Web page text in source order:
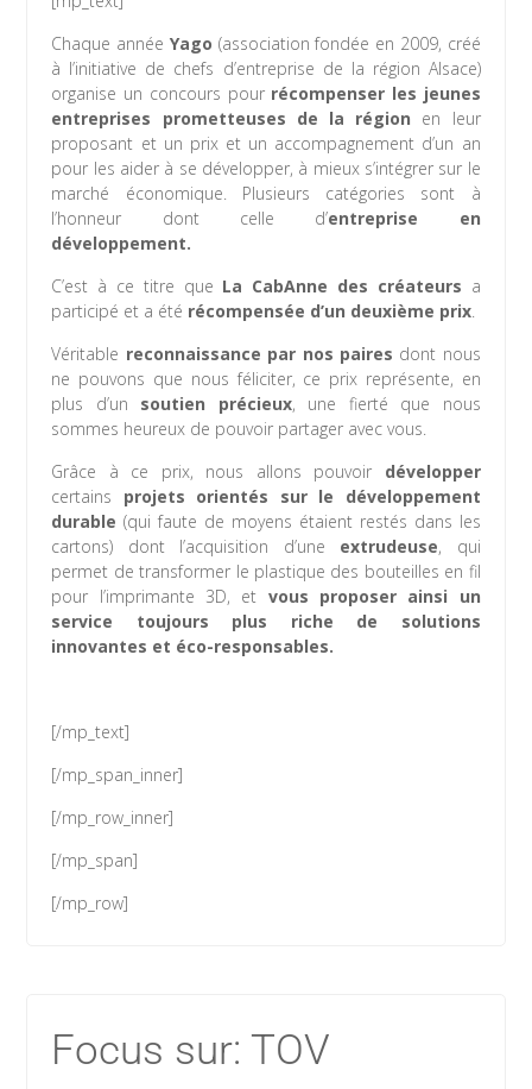
Chaque année Yago (association fondée en 2009, créé
à l’initiative de chefs d’entreprise de la région Alsace)
organise un concours pour récompenser les jeunes
entreprises prometteuses de la région en leur
proposant et un prix et un accompagnement d’un an
pour les aider à se développer, à mieux s’intégrer sur le
marché économique. Plusieurs catégories sont à
l’honneur dont celle d’entreprise en
développement.
C’est à ce titre que La CabAnne des créateurs a
participé et a été récompensée d’un deuxième prix.
Véritable reconnaissance par nos paires dont nous
ne pouvons que nous féliciter, ce prix représente, en
plus d’un soutien précieux, une fierté que nous
sommes heureux de pouvoir partager avec vous.
Grâce à ce prix, nous allons pouvoir développer
certains projets orientés sur le développement
durable (qui faute de moyens étaient restés dans les
cartons) dont l’acquisition d’une extrudeuse, qui
permet de transformer le plastique des bouteilles en fil
pour l’imprimante 3D, et vous proposer ainsi un
service toujours plus riche de solutions
innovantes et éco-responsables.
[/mp_text]
[/mp_span_inner]
[/mp_row_inner]
[/mp_span]
[/mp_row]
Focus sur: TOV